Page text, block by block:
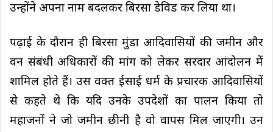
उन्होंने अपना नाम बदलकर बिरसा डेविड कर लिया था।
पढ़ाई के दौरान ही बिरसा मुंडा आदिवासियों की जमीन और
वन संबंधी अधिकारों की मांग को लेकर सरदार आंदोलन में
शामिल होते हैं। उस वक्त ईसाई धर्म के प्रचारक आदिवासियों
से कहते थे कि यदि उनके उपदेशों का पालन किया ताे
महाजनों ने जो जमीन छीनी है वो वापस मिल जाएगी। उन